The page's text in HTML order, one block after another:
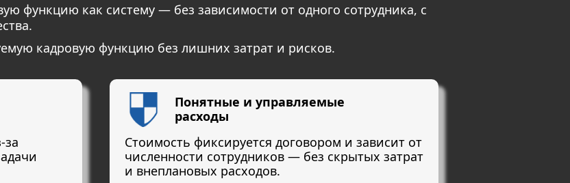
за
функцию как систему — без зависимости от одного сотрудника, с
кадровую функцию без лишних затрат и рисков.
Стоимость фиксируется договором и зависит от
численности сотрудников — без скрытых затрат
и внеплановых расходов.
Понятные и управляемые
расходы